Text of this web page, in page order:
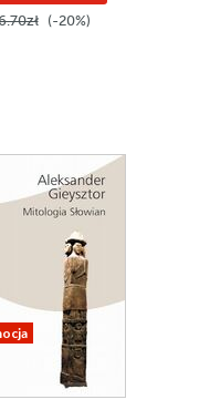
(-20%)